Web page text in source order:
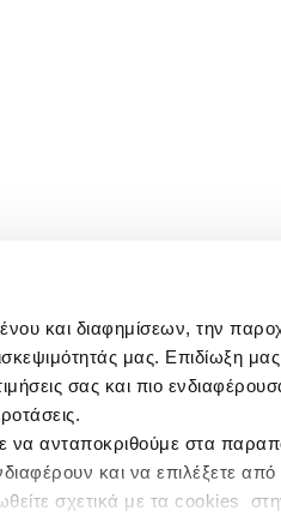
και διαφημίσεων, την
μας. Επιδίωξη μας
σας και πιο
να ανταποκριθούμε στα
και να επιλέξετε από
σχετικά με τα cookies